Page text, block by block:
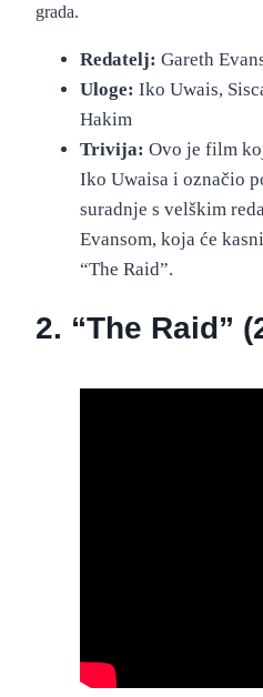
grada.
Redatelj: Gareth
Uloge: Iko Uwais,
Hakim
Trivija: Ovo je film
Iko Uwaisa i označio
suradnje s velškim
Evansom, koja će
“The Raid”.
2. “The Raid”
“The Raid” – službeni